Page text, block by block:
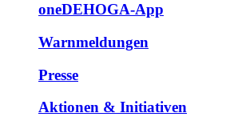
oneDEHOGA-App
Warnmeldungen
Presse
Aktionen & Initiativen